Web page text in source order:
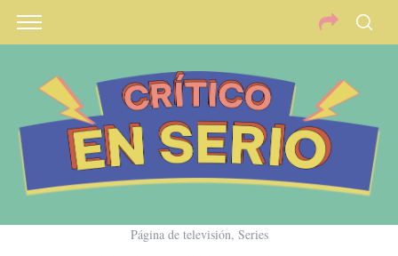
Página de televisión, Series